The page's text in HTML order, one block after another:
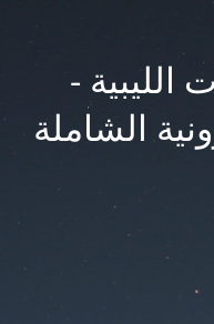
الليبية -
الشاملة